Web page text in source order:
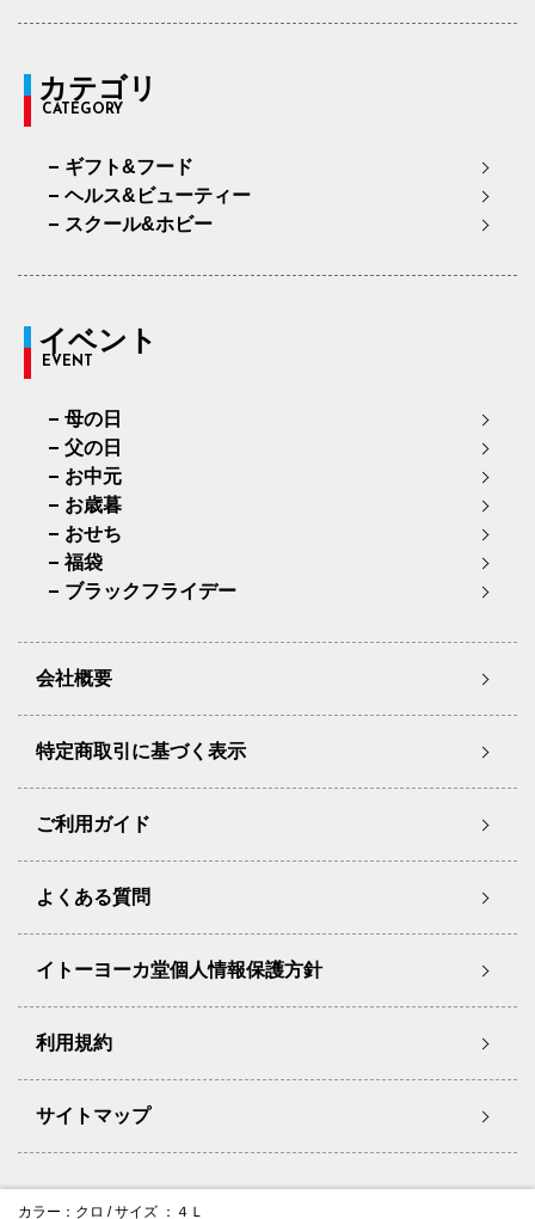
カラー：クロ / サイズ ：４Ｌ
カテゴリ
CATEGORY
ギフト&フード
ヘルス&ビューティー
スクール&ホビー
イベント
EVENT
母の日
父の日
お中元
お歳暮
おせち
福袋
ブラックフライデー
会社概要
特定商取引に基づく表示
ご利用ガイド
よくある質問
イトーヨーカ堂個人情報保護方針
利用規約
サイトマップ
Copyright © Ito-Yokado Co.,Ltd. All Rights Reserved.